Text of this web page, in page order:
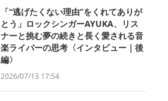
「“逃げたくない理由”をくれてありが
とう」ロックシンガーAYUKA、リス
ナーと挑む夢の続きと長く愛される音
楽ライバーの思考〈インタビュー｜後
編〉
2026/07/13 17:54